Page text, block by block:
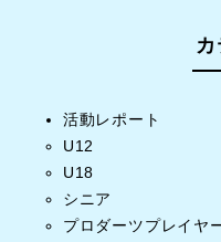
活動レポート
U12
U18
シニア
プロダーツプレイヤ